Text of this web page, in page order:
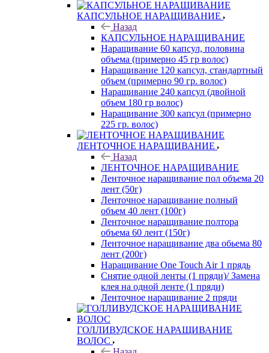
КАПСУЛЬНОЕ НАРАЩИВАНИЕ
Назад
КАПСУЛЬНОЕ НАРАЩИВАНИЕ
Наращивание 60 капсул, половина
объема (примерно 45 гр волос)
Наращивание 120 капсул, стандартный
объем (примерно 90 гр. волос)
Наращивание 240 капсул (двойной
объем 180 гр волос)
Наращивание 300 капсул (примерно
225 гр. волос)
ЛЕНТОЧНОЕ НАРАЩИВАНИЕ
Назад
ЛЕНТОЧНОЕ НАРАЩИВАНИЕ
Ленточное наращивание пол объема 20
лент (50г)
Ленточное наращивание полный
объем 40 лент (100г)
Ленточное наращивание полтора
объема 60 лент (150г)
Ленточное наращивание два обьема 80
лент (200г)
Наращивание One Touch Air 1 прядь
Снятие одной ленты (1 пряди)/ Замена
клея на одной ленте (1 пряди)
Ленточное наращивание 2 пряди
ГОЛЛИВУДСКОЕ НАРАЩИВАНИЕ
ВОЛОС